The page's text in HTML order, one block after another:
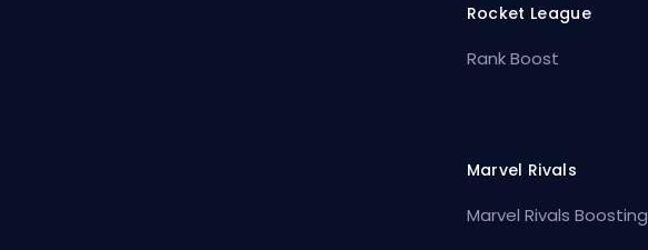
Rocket League
Rank Boost
Marvel Rivals
Marvel Rivals Boosting